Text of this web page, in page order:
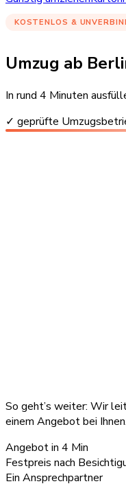
KOSTENLOS &
Umzug ab
In rund 4 Minuten
✓ geprüfte
So geht’s weiter: Wir
einem Angebot bei Ihnen.
Angebot in 4 Min
Festpreis nach
Ein Ansprechpartner